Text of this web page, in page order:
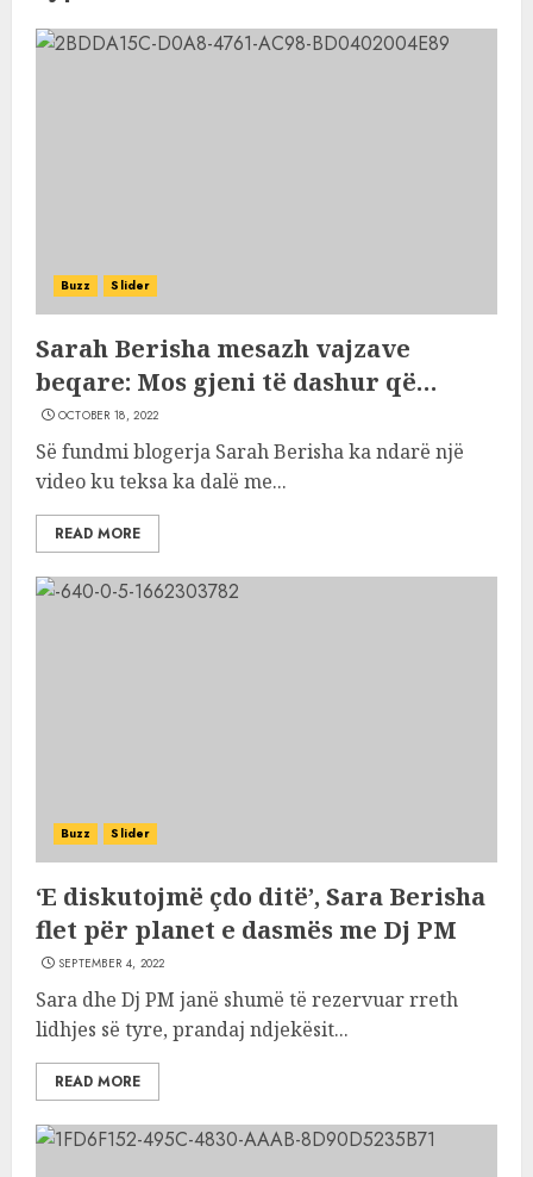
Buzz Slider
Sarah Berisha mesazh vajzave
beqare: Mos gjeni të dashur që…
OCTOBER 18, 2022
Së fundmi blogerja Sarah Berisha ka ndarë një
video ku teksa ka dalë me...
READ MORE
Buzz Slider
‘E diskutojmë çdo ditë’, Sara Berisha
flet për planet e dasmës me Dj PM
SEPTEMBER 4, 2022
Sara dhe Dj PM janë shumë të rezervuar rreth
lidhjes së tyre, prandaj ndjekësit...
READ MORE